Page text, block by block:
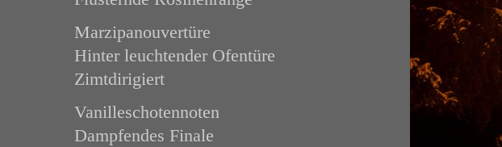
Marzipanouvertüre
Hinter leuchtender Ofentüre
Zimtdirigiert
Vanilleschotennoten
Dampfendes Finale